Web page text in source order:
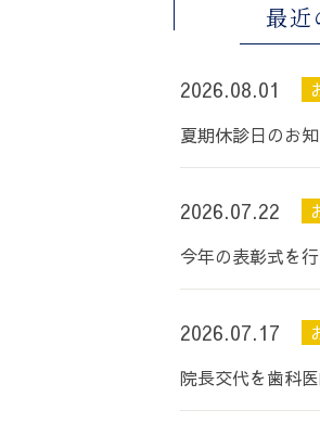
最近
2026.08.01
夏期休診日のお
2026.07.22
今年の表彰式を
2026.07.17
院長交代を歯科